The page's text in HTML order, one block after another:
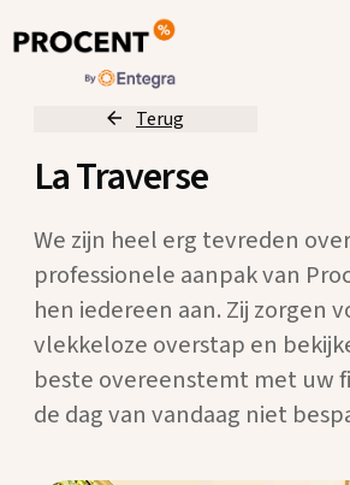
Terug
La Traverse
We zijn heel erg tevreden
professionele aanpak van
hen iedereen aan. Zij zorgen
vlekkeloze overstap en
beste overeenstemt met uw
de dag van vandaag niet